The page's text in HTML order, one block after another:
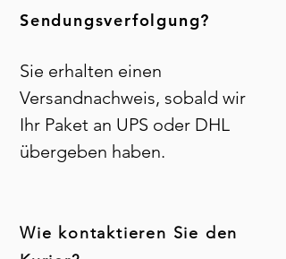
Sendungsverfolgung?
Sie erhalten einen
Versandnachweis, sobald wir
Ihr Paket an UPS oder DHL
übergeben haben.
Wie kontaktieren Sie den